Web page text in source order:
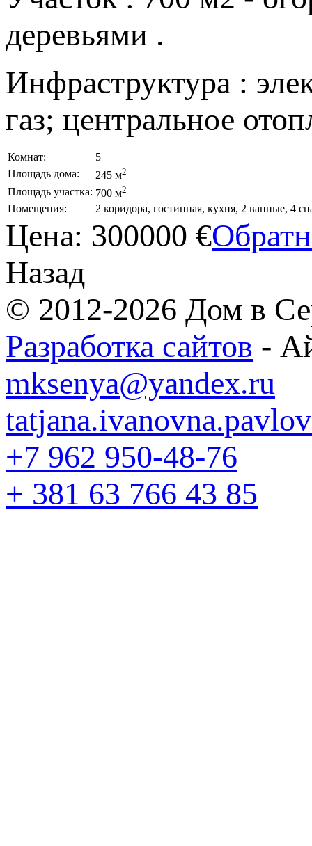
деревьями .
Инфраструктура :
газ; центральное
Комнат:
5
Площадь дома:
245 м2
Площадь участка: 700 м2
Помещения: 2 коридора, гостинная, кухня, 2 ванные, 4
Цена: 300000 €
Назад
© 2012-2026 Дом в
Разработка сайтов -
mksenya@yandex.ru
+7 962 950-48-76
+ 381 63 766 43 85